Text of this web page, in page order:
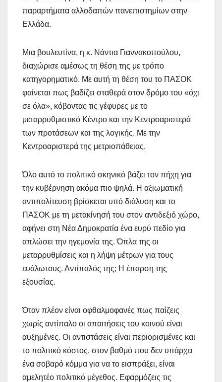
παραρτήματα αλλοδαπών πανεπιστημίων στην
Ελλάδα.
Μια βουλευτίνα, η κ. Νάντια Γιαννακοπούλου,
διαχώρισε αμέσως τη θέση της με τρόπο
κατηγορηματικό. Με αυτή τη θέση του το ΠΑΣΟΚ
φαίνεται πως βαδίζει σταθερά στον δρόμο του «όχι
σε όλα», κόβοντας τις γέφυρες με το
μεταρρυθμιστικό Κέντρο και την Κεντροαριστερά
των προτάσεων και της λογικής. Με την
Κεντροαριστερά της μετριοπάθειας.
Όλο αυτό το πολιτικό σκηνικό βάζει τον πήχη για
την κυβέρνηση ακόμα πιο ψηλά. Η αξιωματική
αντιπολίτευση βρίσκεται υπό διάλυση και το
ΠΑΣΟΚ με τη μετακίνησή του στον αντιδεξιό χώρο,
αφήνει στη Νέα Δημοκρατία ένα ευρύ πεδίο για
απλώσει την ηγεμονία της. Όπλα της οι
μεταρρυθμίσεις και η λήψη μέτρων για τους
ευάλωτους. Αντίπαλός της; Η έπαρση της
εξουσίας.
Όταν πλέον είναι οφθαλμοφανές πως παίζεις
χωρίς αντίπαλο οι απαιτήσεις του κοινού είναι
αυξημένες. Οι αντιστάσεις είναι περιορισμένες και
το πολιτικό κόστος, στον βαθμό που δεν υπάρχει
ένα σοβαρό κόμμα για να το εισπράξει, είναι
αμελητέο πολιτικό μέγεθος. Εφαρμόζεις τις